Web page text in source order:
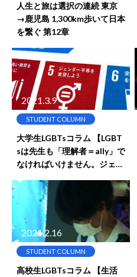
人生と旅は選択の連続 東京
→鹿児島 1,300km歩いて日本
を繋ぐ 第12章
2021.3.9
STUDENT COLUMN
大学生LGBTsコラム 【LGBT
sは先生も「理解者＝ally」で
なければいけません。ジェン
ます、時代は変わり続けてい
るんです！！】
2021.2.16
STUDENT COLUMN
高校生LGBTsコラム 【生活